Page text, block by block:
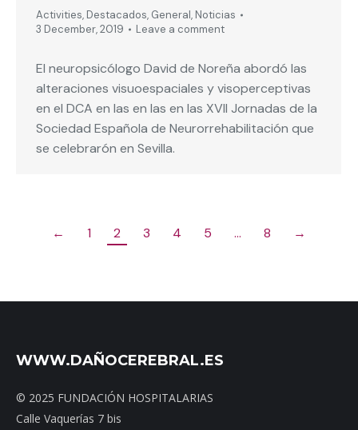
Activities, Destacados, General, Noticias
3 December, 2019
Leave a comment
El neuropsicólogo David de Noreña abordó las
alteraciones visuoespaciales y visoperceptivas
en el DCA en las en las en las XVII Jornadas de la
Sociedad Española de Neurorrehabilitación que
se celebrarón en Sevilla.
← 1 2 3 4 5 … 8 →
WWW.DAÑOCEREBRAL.ES
© 2025 FUNDACIÓN HOSPITALARIAS
Calle Vaquerías 7 bis